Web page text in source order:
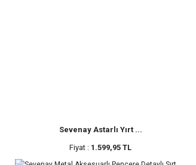
Sevenay Astarlı Yırt ...
Fiyat : 1.599,95 TL